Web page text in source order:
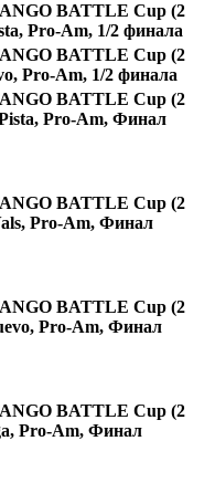
BATTLE Cup (2
Pro-Am, 1/2 финала
BATTLE Cup (2
Pro-Am, 1/2 финала
BATTLE Cup (2
Pro-Am, Финал
BATTLE Cup (2
Pro-Am, Финал
BATTLE Cup (2
Pro-Am, Финал
BATTLE Cup (2
Pro-Am, Финал